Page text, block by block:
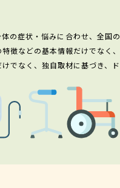
の症状・悩みに合わせ、全国
徴などの基本情報だけでなく
でなく、独自取材に基づき、